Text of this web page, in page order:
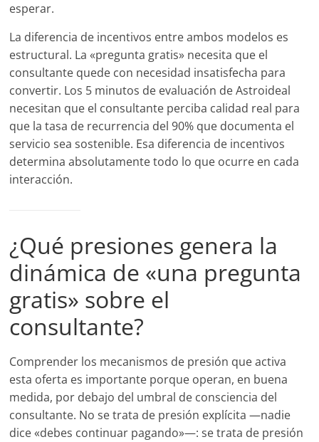
esperar.
La diferencia de incentivos entre ambos modelos es
estructural. La «pregunta gratis» necesita que el
consultante quede con necesidad insatisfecha para
convertir. Los 5 minutos de evaluación de Astroideal
necesitan que el consultante perciba calidad real para
que la tasa de recurrencia del 90% que documenta el
servicio sea sostenible. Esa diferencia de incentivos
determina absolutamente todo lo que ocurre en cada
interacción.
¿Qué presiones genera la
dinámica de «una pregunta
gratis» sobre el
consultante?
Comprender los mecanismos de presión que activa
esta oferta es importante porque operan, en buena
medida, por debajo del umbral de consciencia del
consultante. No se trata de presión explícita —nadie
dice «debes continuar pagando»—: se trata de presión